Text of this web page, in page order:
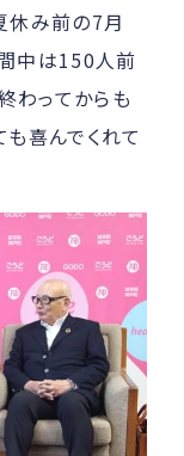
休み前の7月
中は150人前
わってからも
喜んでくれて